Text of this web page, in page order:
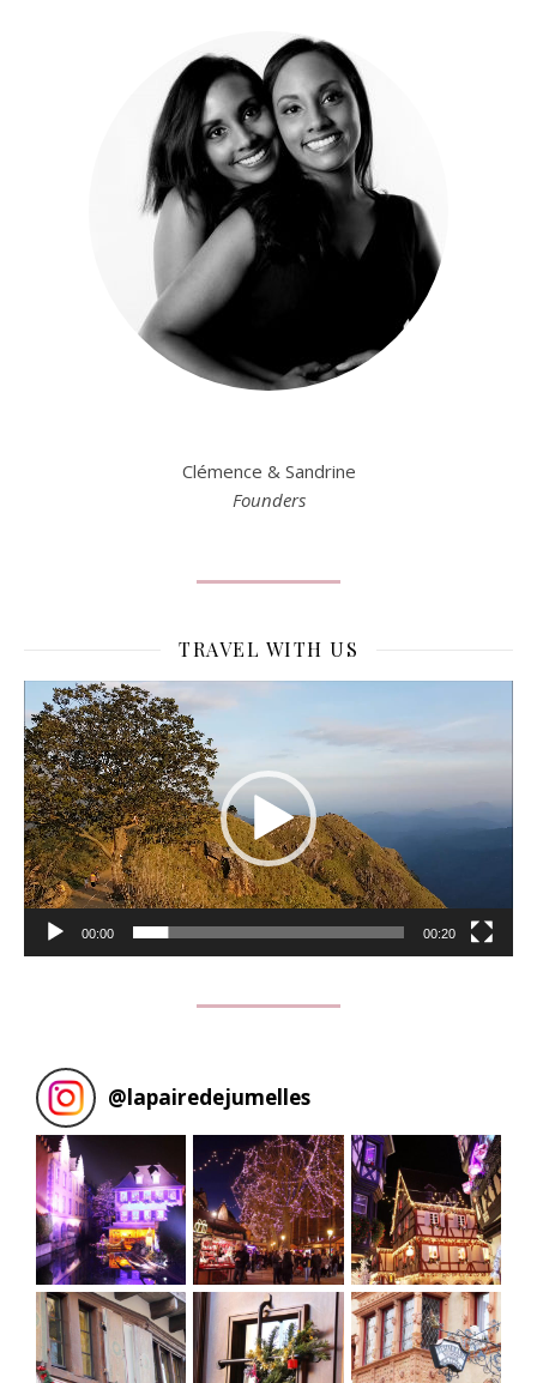
Clémence & Sandrine
Founders
TRAVEL WITH US
Lecteur
vidéo
00:00 00:20
@lapairedejumelles